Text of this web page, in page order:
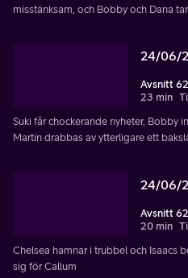
misstänksam, och Bobby och Dana
24/06/
Avsnitt
23 min
Suki får chockerande nyheter, Bobby
Martin drabbas av ytterligare ett
24/06/
Avsnitt
20 min
Chelsea hamnar i trubbel och Isaacs
sig för Callum